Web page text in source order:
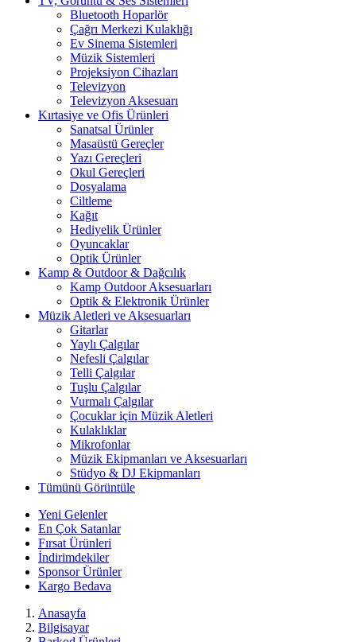
Bluetooth Hoparlör
Çağrı Merkezi Kulaklığı
Ev Sinema Sistemleri
Müzik Sistemleri
Projeksiyon Cihazları
Televizyon
Televizyon Aksesuarı
Kırtasiye ve Ofis Ürünleri
Sanatsal Ürünler
Masaüstü Gereçler
Yazı Gereçleri
Okul Gereçleri
Dosyalama
Ciltleme
Kağıt
Hediyelik Ürünler
Oyuncaklar
Optik Ürünler
Kamp & Outdoor & Dağcılık
Kamp Outdoor Aksesuarları
Optik & Elektronik Ürünler
Müzik Aletleri ve Aksesuarları
Gitarlar
Yaylı Çalgılar
Nefesli Çalgılar
Telli Çalgılar
Tuşlu Çalgılar
Vurmalı Çalgılar
Çocuklar için Müzik Aletleri
Kulaklıklar
Mikrofonlar
Müzik Ekipmanları ve Aksesuarları
Stüdyo & DJ Ekipmanları
Tümünü Görüntüle
Yeni Gelenler
En Çok Satanlar
Fırsat Ürünleri
İndirimdekiler
Sponsor Ürünler
Kargo Bedava
Anasayfa
Bilgisayar